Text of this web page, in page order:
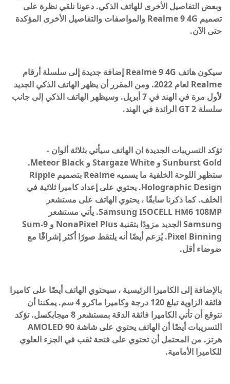
وبعض التفاصيل الأخرى للهاتف الذكي. دعونا نلقي نظرة على
تصميم Realme 9 4G والمواصفات والتفاصيل الأخرى المؤكدة
حتى الآن.
سيكون هاتف Realme 9 4G إضافة جديدة إلى سلسلة أرقام
Realme لعام 2022. ومن المقرر أن يظهر الهاتف الذكي الجديد
لأول مرة في الهند في 7 أبريل. وسيظهر الهاتف الذكي إلى جانب
سلسلة GT 2 الرائدة في الهند.
تؤكد التسريبات الجديدة ان الهاتف سيأتي بثلاثة ألوان -
Sunburst Gold و Stargaze White و Meteor Black.
ستظهر اللوحة الخلفية ما يسميه Realme بتصميم Ripple
Holographic Design. يحتوي على إعداد كاميرا ثلاثية في
الخلف. كما ذكرنا سابقًا ، يحتوي الهاتف على مستشعر
Samsung ISOCELL HM6 108MP. يأتي مستشعر
Samsung الجديد مزودًا بتقنية NonaPixel Plus و 9-Sum
Pixel Binning. يُزعم أيضًا أنه يلتقط صورًا أكثر إشراقًا مع
ضوضاء أقل.
بالإضافة إلى الكاميرا الرئيسية ، سيحتوي الهاتف أيضًا على كاميرا
فائقة الزاوية تبلغ 120 درجة وكاميرا ماكرو 4 سم. يمكننا أن
نتوقع أن تأتي الكاميرا فائقة الدقة بمستشعر 8 ميجابكسل. تؤكد
التسريبات أيضًا أن الهاتف يحتوي على شاشة AMOLED 90
هرتز. من المحتمل أن تحتوي على فتحة ثقب في الجزء العلوي
للكاميرا الأمامية.